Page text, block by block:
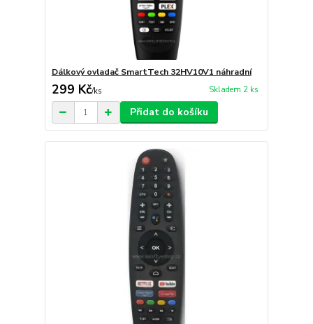
Dálkový ovladač SmartTech 32HV10V1 náhradní
299 Kč/ks Skladem 2 ks
Přidat do košíku